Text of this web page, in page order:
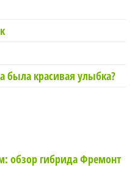
была красивая улыбка?
обзор гибрида Фремонт